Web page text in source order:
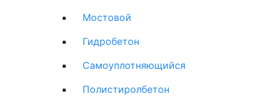
Мостовой
Гидробетон
Самоуплотняющийся
Полистиролбетон